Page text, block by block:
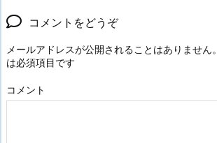
コメントをどうぞ
メールアドレスが公開されることはありません。
は必須項目です
コメント